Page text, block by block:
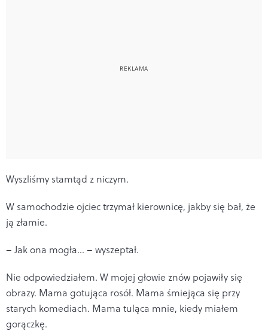
Wyszliśmy stamtąd z niczym.
W samochodzie ojciec trzymał kierownicę, jakby się bał, że
ją złamie.
– Jak ona mogła… – wyszeptał.
Nie odpowiedziałem. W mojej głowie znów pojawiły się
obrazy. Mama gotująca rosół. Mama śmiejąca się przy
starych komediach. Mama tuląca mnie, kiedy miałem
gorączkę.